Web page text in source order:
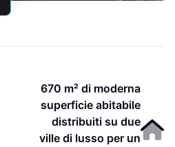
670 m² di moderna
superficie abitabile
distribuiti su due
ville di lusso per un